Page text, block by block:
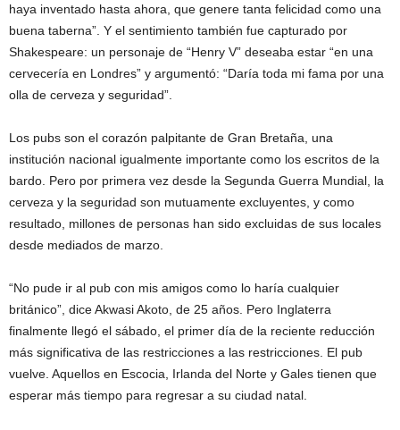
haya inventado hasta ahora, que genere tanta felicidad como una
buena taberna”. Y el sentimiento también fue capturado por
Shakespeare: un personaje de “Henry V” deseaba estar “en una
cervecería en Londres” y argumentó: “Daría toda mi fama por una
olla de cerveza y seguridad”.
Los pubs son el corazón palpitante de Gran Bretaña, una
institución nacional igualmente importante como los escritos de la
bardo. Pero por primera vez desde la Segunda Guerra Mundial, la
cerveza y la seguridad son mutuamente excluyentes, y como
resultado, millones de personas han sido excluidas de sus locales
desde mediados de marzo.
“No pude ir al pub con mis amigos como lo haría cualquier
británico”, dice Akwasi Akoto, de 25 años. Pero Inglaterra
finalmente llegó el sábado, el primer día de la reciente reducción
más significativa de las restricciones a las restricciones. El pub
vuelve. Aquellos en Escocia, Irlanda del Norte y Gales tienen que
esperar más tiempo para regresar a su ciudad natal.